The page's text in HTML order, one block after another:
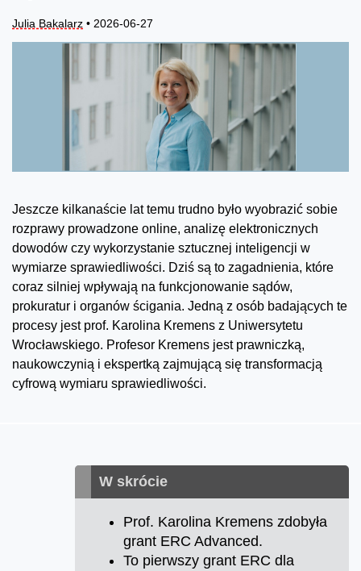
Julia Bakalarz • 2026-06-27
Jeszcze kilkanaście lat temu trudno było wyobrazić sobie
rozprawy prowadzone online, analizę elektronicznych
dowodów czy wykorzystanie sztucznej inteligencji w
wymiarze sprawiedliwości. Dziś są to zagadnienia, które
coraz silniej wpływają na funkcjonowanie sądów,
prokuratur i organów ścigania. Jedną z osób badających te
procesy jest prof. Karolina Kremens z Uniwersytetu
Wrocławskiego. Profesor Kremens jest prawniczką,
naukowczynią i ekspertką zajmującą się transformacją
cyfrową wymiaru sprawiedliwości.
W skrócie
Prof. Karolina Kremens zdobyła
grant ERC Advanced.
To pierwszy grant ERC dla